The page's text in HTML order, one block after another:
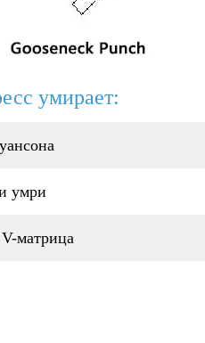
умирает:
умри
матрица